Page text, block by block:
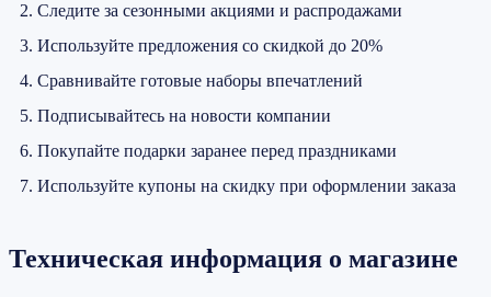
Следите за сезонными акциями и распродажами
Используйте предложения со скидкой до 20%
Сравнивайте готовые наборы впечатлений
Подписывайтесь на новости компании
Покупайте подарки заранее перед праздниками
Используйте купоны на скидку при оформлении заказа
Техническая информация о магазине